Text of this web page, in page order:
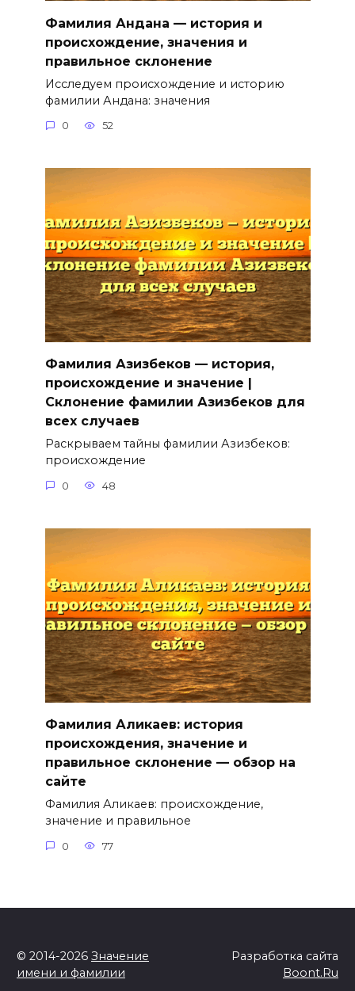
Фамилия Андана — история и
происхождение, значения и
правильное склонение
Исследуем происхождение и историю
фамилии Андана: значения
0 52
Фамилия Азизбеков — история,
происхождение и значение |
Склонение фамилии Азизбеков для
всех случаев
Раскрываем тайны фамилии Азизбеков:
происхождение
0 48
Фамилия Аликаев: история
происхождения, значение и
правильное склонение — обзор на
сайте
Фамилия Аликаев: происхождение,
значение и правильное
0 77
© 2014-2026 Значение
имени и фамилии
Разработка сайта
Boont.Ru